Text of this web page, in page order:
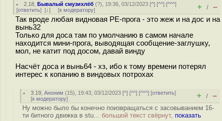
2.18 ,Бывалый смузихлёб (?), 19:36, 03/12/2023 [^] [^^] [^^^]
[ответить] [↓] [к модератору] + / –
Так вроде любая видновая PE-прога - это жеж и на дос и на
вынь32
Только для доса там по умолчанию в самом начале
находится мини-прога, выводящая сообщение-заглушку,
мол, не катит под досом, давай винду
Насчёт доса и вынь64 - хз, ибо к тому времени потерял
интерес к копанию в виндовых потрохах
3.19 ,Аноним (15), 19:43, 03/12/2023 [^] [^^] [^^^] [ответить]
[к модератору] + / –
Ну можно было бы конечно поизвращаться с засовыванием 16-
ти битного движка в stu... большой текст свёрнут, показать